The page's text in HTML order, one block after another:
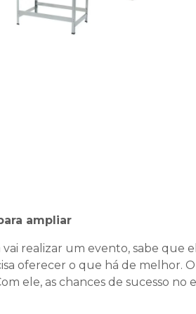
ampliar
realizar um evento, sabe que
oferecer o que há de melhor.
ele, as chances de sucesso